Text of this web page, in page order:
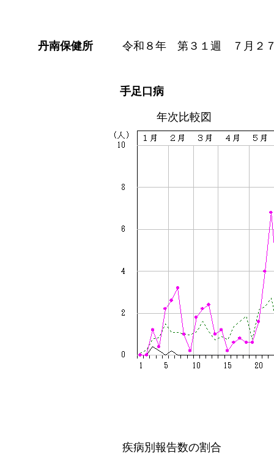
丹南保健所 令和８年 第３１週 ７月２
手足口病
年次比較図
疾病別報告数の割合